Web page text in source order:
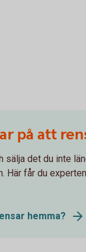
på att
det du inte
Här får du
hemma?